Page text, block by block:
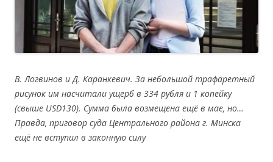
В. Логвинов и Д. Каранкевич. За небольшой трафаретный
рисунок им насчитали ущерб в 334 рубля и 1 копейку
(cвыше USD130). Сумма была возмещена ещё в мае, но…
Правда, приговор суда Центрального района г. Минска
ещё не вступил в законную силу